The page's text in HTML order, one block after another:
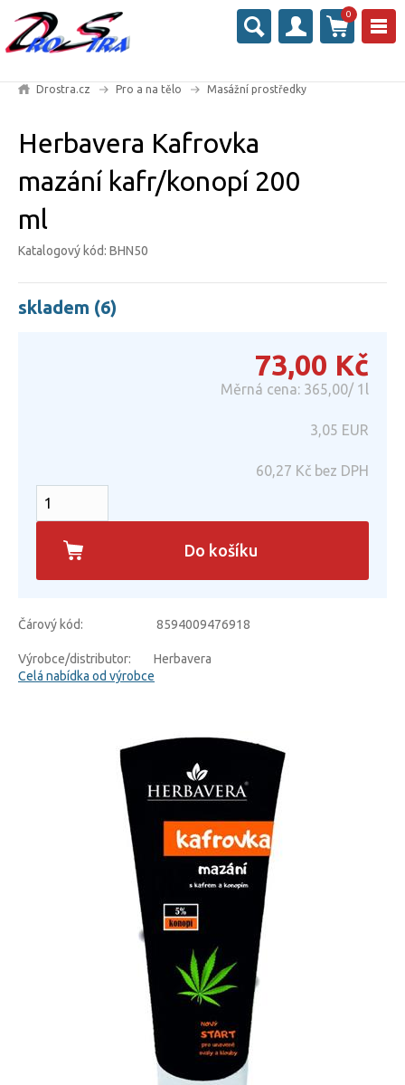
0
Drostra.cz Pro a na tělo Masážní prostředky
Herbavera Kafrovka
mazání kafr/konopí 200
ml
Katalogový kód: BHN50
skladem (6)
73,00 Kč
Měrná cena: 365,00/ 1l
3,05 EUR
60,27 Kč bez DPH
Do košíku
Čárový kód: 8594009476918
Výrobce/distributor:
Herbavera
Celá nabídka od výrobce